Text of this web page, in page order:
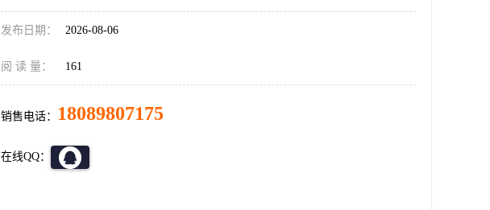
发布日期： 2026-08-06
阅 读 量： 161
销售电话： 18089807175
在线QQ：